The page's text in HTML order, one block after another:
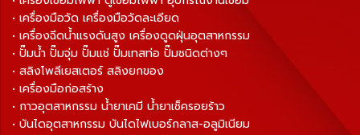
• เครื่องมือวัด เครื่องมือวัดละเอียด
• เครื่องฉีดน้ำแรงดันสูง เครื่องดูดฝุ่นอุตสาหกรรม
• ปั๊มน้ำ ปั๊มจุ่ม ปั๊มแช่ ปั๊มเทสท่อ ปั๊มชนิดต่างๆ
• สลิงโพลีเยสเตอร์ สลิงยกของ
• เครื่องมือก่อสร้าง
• กาวอุตสาหกรรม น้ำยาเคมี น้ำยาเช็ครอยร้าว
• บันไดอุตสาหกรรม บันไดไฟเบอร์กลาส-อลูมิเนียม